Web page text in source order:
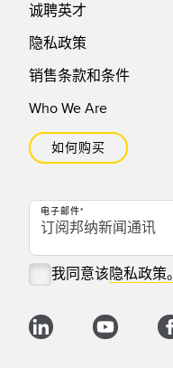
诚聘英才
隐私政策
销售条款和条件
Who We Are
如何购买
电子邮件
我同意该隐私政策。